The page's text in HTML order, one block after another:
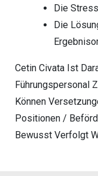
Die
Die
Cetin Civata Ist
Führungspersonal
Können
Positionen /
Bewusst Verfolgt